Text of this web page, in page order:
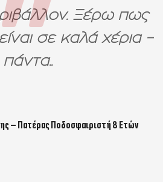
Ξέρω πως
σε καλά χέρια –
πάντα..
– Πατέρας Ποδοσφαιριστή 8 Ετών